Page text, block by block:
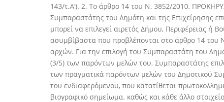
143/τ.Α’). 2. Το άρθρο 14 του Ν. 3852/2010.
Συμπαραστάτης του Δημότη και της Επιχείρησης
μπορεί να επιλεγεί αιρετός Δήμου, Περιφέρειας
ασυμβίβαστα που προβλέπονται στο άρθρο 14 του
αρχών. Για την επιλογή του Συμπαραστάτη του
(3/5) των παρόντων μελών του. Συμπαραστάτης
των πραγματικά παρόντων μελών του Δημοτικού
του ενδιαφερόμενου, που κατατίθεται
βιογραφικό σημείωμα. καθώς και κάθε άλλο